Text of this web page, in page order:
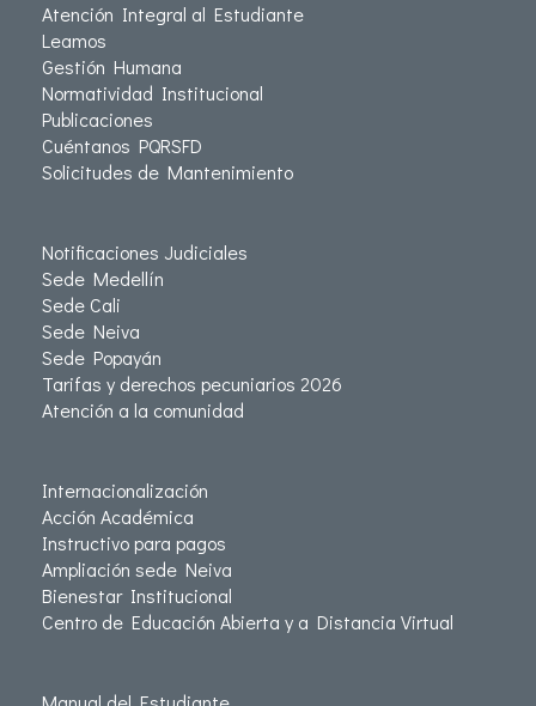
Atención Integral al Estudiante
Leamos
Gestión Humana
Normatividad Institucional
Publicaciones
Cuéntanos PQRSFD
Solicitudes de Mantenimiento
Notificaciones Judiciales
Sede Medellín
Sede Cali
Sede Neiva
Sede Popayán
Tarifas y derechos pecuniarios 2026
Atención a la comunidad
Internacionalización
Acción Académica
Instructivo para pagos
Ampliación sede Neiva
Bienestar Institucional
Centro de Educación Abierta y a Distancia Virtual